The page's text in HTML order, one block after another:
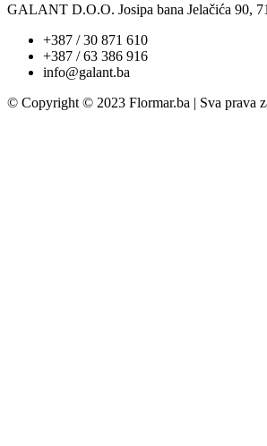
GALANT D.O.O. Josipa bana Jelačića 90,
+387 / 30 871 610
+387 / 63 386 916
info@galant.ba
© Copyright © 2023 Flormar.ba | Sva prava